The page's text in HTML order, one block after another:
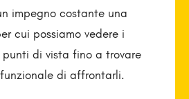
impegno costante una
cui possiamo vedere i
di vista fino a trovare
di affrontarli.